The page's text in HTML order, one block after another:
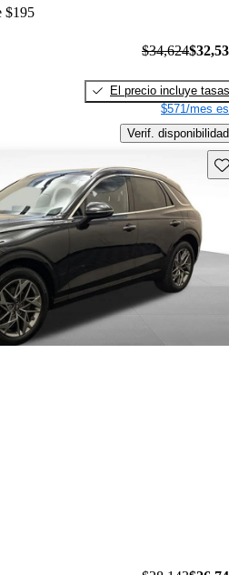
$195
$34,624
El precio incluye tasas
$571/mes
Verif. disponibilidad